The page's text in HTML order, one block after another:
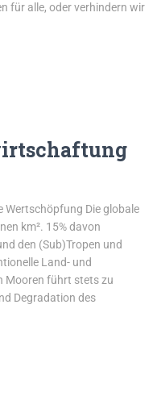
für alle, oder verhindern wir
Die globale
km². 15% davon
den (Sub)Tropen und
Land- und
Mooren führt stets zu
Degradation des